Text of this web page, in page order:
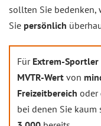
sollten Sie bedenken,
Sie persönlich
Für Extrem-Sportler
MVTR-Wert von
Freizeitbereich oder
bei denen Sie